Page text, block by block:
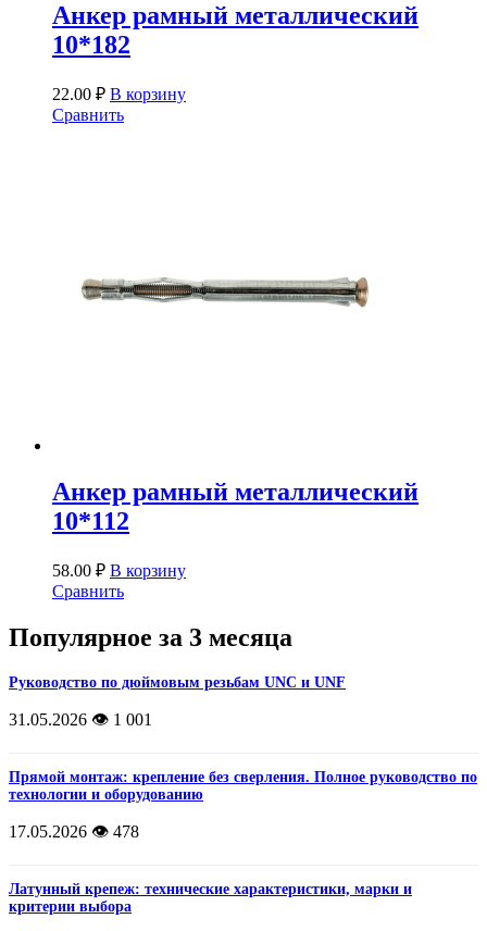
Анкер рамный металлический
10*182
22.00 ₽ В корзину
Сравнить
Анкер рамный металлический
10*112
58.00 ₽ В корзину
Сравнить
Популярное за 3 месяца
Руководство по дюймовым резьбам UNC и UNF
31.05.2026 👁️ 1 001
Прямой монтаж: крепление без сверления. Полное руководство по
технологии и оборудованию
17.05.2026 👁️ 478
Латунный крепеж: технические характеристики, марки и
критерии выбора